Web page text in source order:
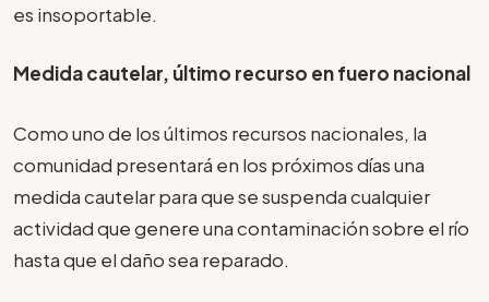
es insoportable.
Medida cautelar, último recurso en fuero nacional
Como uno de los últimos recursos nacionales, la
comunidad presentará en los próximos días una
medida cautelar para que se suspenda cualquier
actividad que genere una contaminación sobre el río
hasta que el daño sea reparado.